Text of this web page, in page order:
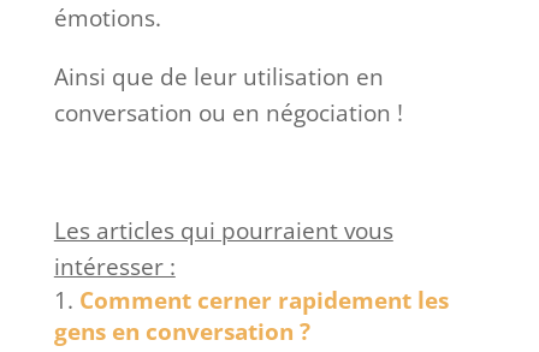
émotions.
Ainsi que de leur utilisation en
conversation ou en négociation !
Les articles qui pourraient vous
intéresser :
Comment cerner rapidement les
gens en conversation ?